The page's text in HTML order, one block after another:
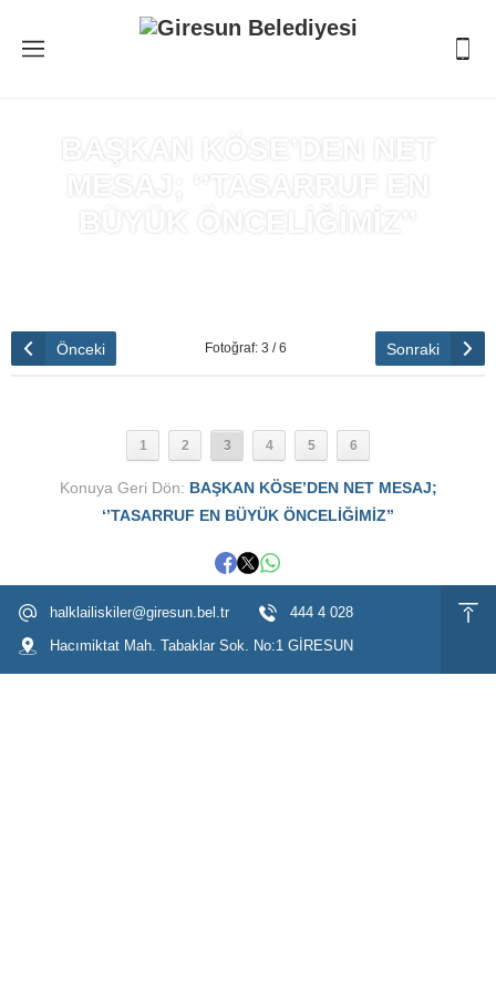
BAŞKAN KÖSE’DEN NET
MESAJ; ‘’TASARRUF EN
BÜYÜK ÖNCELİĞİMİZ’’
Önceki Fotoğraf: 3 / 6 Sonraki
1 2 3 4 5 6
Konuya Geri Dön: BAŞKAN KÖSE’DEN NET MESAJ;
‘’TASARRUF EN BÜYÜK ÖNCELİĞİMİZ’’
halklailiskiler@giresun.bel.tr
444 4 028
Hacımiktat Mah. Tabaklar Sok. No:1 GİRESUN